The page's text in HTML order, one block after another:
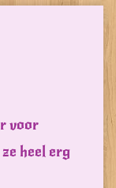
voor
heel erg